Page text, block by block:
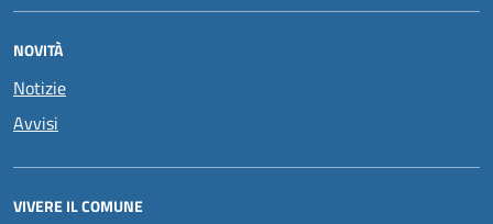
NOVITÀ
Notizie
Avvisi
VIVERE IL COMUNE